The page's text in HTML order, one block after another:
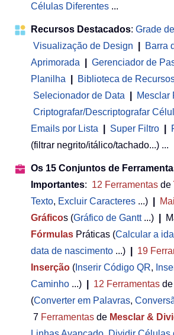
Células Diferentes ...
Recursos Destacados: Grade
Visualização de Design
Barra
Aprimorada
Gerenciador de
Planilha
Biblioteca de
Selecionador de Data
Mesclar
Criptografar/Descriptografar
Emails por Lista
Super Filtro
(filtrar negrito/itálico/tachado...) ...
Os 15 Conjuntos de
Importantes: 12 Ferramentas de
Texto, Excluir Caracteres ...)
Gráficos (Gráfico de Gantt...)
Fórmulas Práticas (Calcular a
data de nascimento ...) 19
Inserção ( Inserir Código QR,
Caminho ...) 12 Ferramentas de
(Converter em Palavras,
7 Ferramentas de Mesclar &